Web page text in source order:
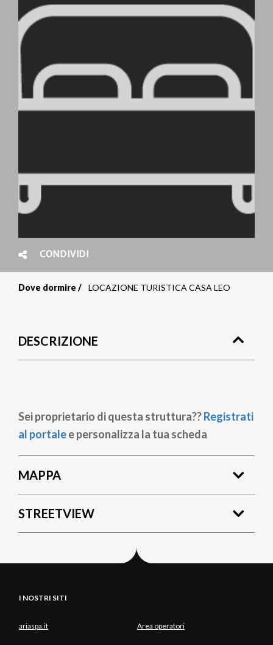
CONDIVIDI
pane
Dove dormire LOCAZIONE TURISTICA CASA LEO
DESCRIZIONE
Sei proprietario di questa struttura??Registrati
al portalee personalizza la tua scheda
MAPPA
STREETVIEW
I NOSTRI SITI
ariaspa.it Area operatori